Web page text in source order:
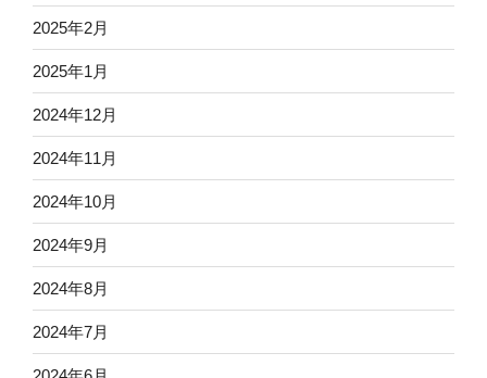
2025年2月
2025年1月
2024年12月
2024年11月
2024年10月
2024年9月
2024年8月
2024年7月